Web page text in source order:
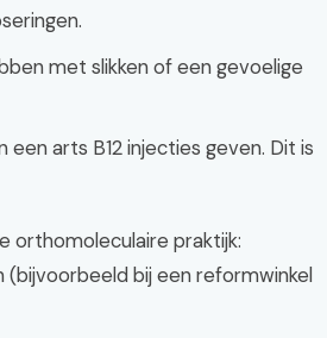
met slikken of een gevoelige
arts B12 injecties geven. Dit is
orthomoleculaire praktijk:
bij een reformwinkel